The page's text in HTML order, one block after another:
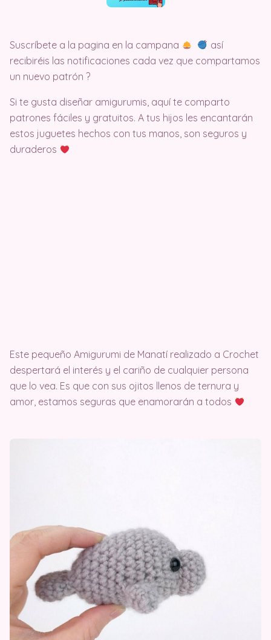
Suscríbete a la pagina en la campana
así
recibiréis las notificaciones cada vez que compartamos
un nuevo patrón ?
Si te gusta diseñar amigurumis, aquí te comparto
patrones fáciles y gratuitos. A tus hijos les encantarán
estos juguetes hechos con tus manos, son seguros y
duraderos
Este pequeño Amigurumi de Manatí realizado a Crochet
despertará el interés y el cariño de cualquier persona
que lo vea. Es que con sus ojitos llenos de ternura y
amor, estamos seguras que enamorarán a todos